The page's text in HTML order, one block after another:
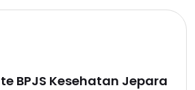
BPJS Kesehatan Jepara